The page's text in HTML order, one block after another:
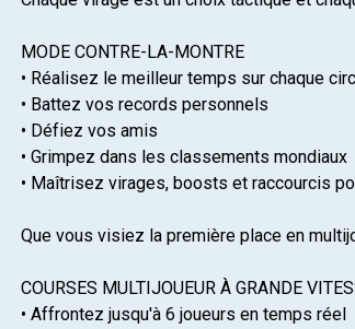
MODE CONTRE-LA-MONTRE
• Réalisez le meilleur temps sur chaque
• Battez vos records personnels
• Défiez vos amis
• Grimpez dans les classements mondiaux
• Maîtrisez virages, boosts et raccourcis
Que vous visiez la première place en
COURSES MULTIJOUEUR À GRANDE
• Affrontez jusqu'à 6 joueurs en temps réel